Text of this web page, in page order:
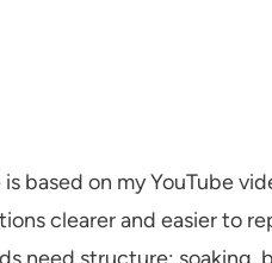
is based on my YouTube
clearer and easier to